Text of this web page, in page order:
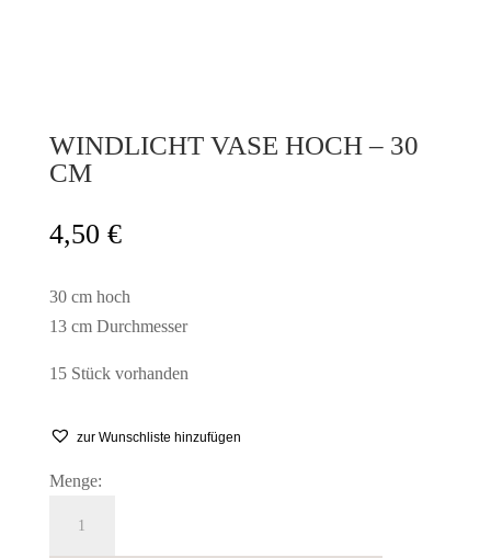
WINDLICHT VASE HOCH – 30
CM
4,50 €
30 cm hoch
13 cm Durchmesser
15 Stück vorhanden
zur Wunschliste hinzufügen
Menge: